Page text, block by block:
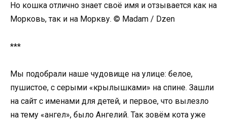
Но кошка отлично знает своё имя и отзывается как на
Морковь, так и на Моркву. © Madam / Dzen
***
Мы подобрали наше чудовище на улице: белое,
пушистое, с серыми «крылышками» на спине. Зашли
на сайт с именами для детей, и первое, что вылезло
на тему «ангел», было Ангелий. Так зовём кота уже